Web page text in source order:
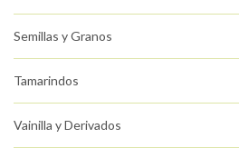
Semillas y Granos
Tamarindos
Vainilla y Derivados